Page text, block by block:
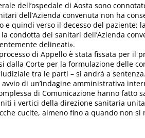
dell’ospedale di Aosta sono
dell’Azienda convenuta non ha
e quindi verso il decesso del paziente;
condotta dei sanitari dell’Azienda
delineati».
di Appello è stata fissata per il
dalla Corte per la formulazione delle
tra le parti – si andrà a sentenza.
di un’indagine amministrativa
di Comunicazione hanno fatto
i vertici della direzione sanitaria
cucite, almeno fino a quando non